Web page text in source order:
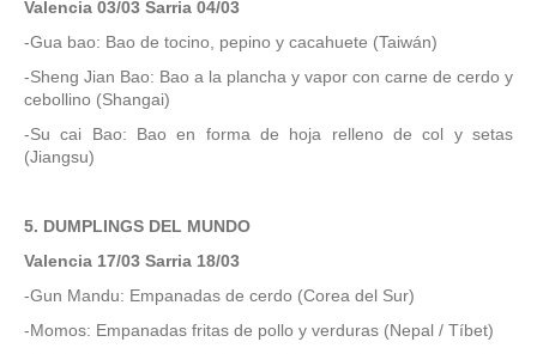
Valencia 03/03 Sarria 04/03
-Gua bao: Bao de tocino, pepino y cacahuete (Taiwán)
-Sheng Jian Bao: Bao a la plancha y vapor con carne de cerdo y
cebollino (Shangai)
-Su cai Bao: Bao en forma de hoja relleno de col y setas
(Jiangsu)
5. DUMPLINGS DEL MUNDO
Valencia 17/03 Sarria 18/03
-Gun Mandu: Empanadas de cerdo (Corea del Sur)
-Momos: Empanadas fritas de pollo y verduras (Nepal / Tíbet)